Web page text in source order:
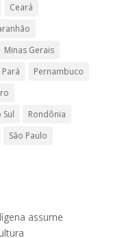
Ceará
Minas Gerais
Pará
Pernambuco
Rondônia
São Paulo
assume